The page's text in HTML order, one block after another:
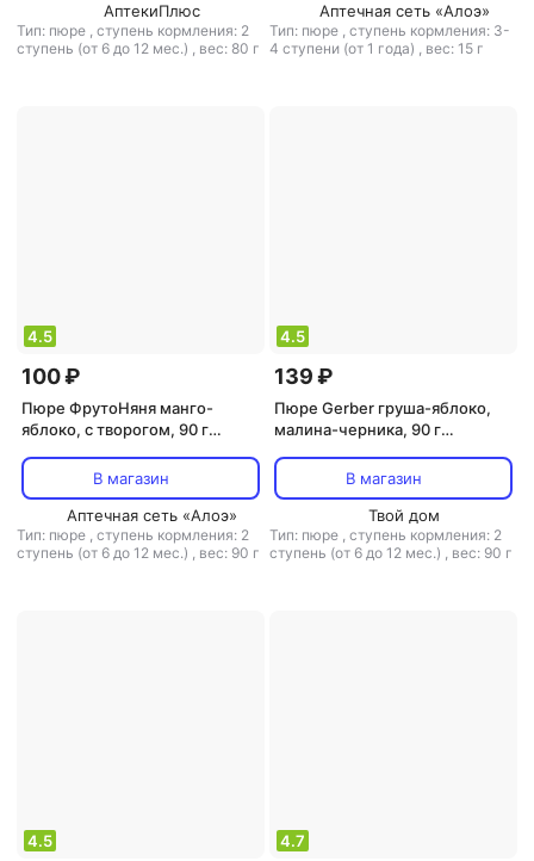
АптекиПлюс
Тип: пюре , ступень кормления: 2
ступень (от 6 до 12 мес.) , вес: 80 г
Аптечная сеть «Алоэ»
Тип: пюре , ступень кормления: 3-
4 ступени (от 1 года) , вес: 15 г
4.5
100 ₽
Пюре ФрутоНяня манго-
яблоко, с творогом, 90 г
В магазин
Аптечная сеть «Алоэ»
Тип: пюре , ступень кормления: 2
ступень (от 6 до 12 мес.) , вес: 90 г
4.5
139 ₽
Пюре Gerber груша-яблоко,
малина-черника, 90 г
В магазин
Твой дом
Тип: пюре , ступень кормления: 2
ступень (от 6 до 12 мес.) , вес: 90 г
4.5 4.7